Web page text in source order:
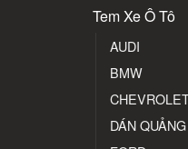
Tem Xe Ô Tô
AUDI
BMW
DÁN